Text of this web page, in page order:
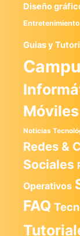
Diseño
Guias y
Noticias
Redes &
Sociales
Operativos
FAQ